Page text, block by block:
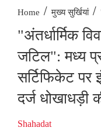
Home / मुख्य सुर्खियां /
"अंतर्धार्मिक
जटिल": मध्य
सर्टिफिकेट
दर्ज धोखाधड़ी
Shahadat